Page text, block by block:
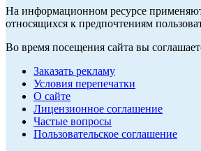
На информационном ресурсе
относящихся к предпочтениям
Во время посещения сайта вы
Заказать рекламу
Условия перепечатки
О сайте
Лицензионное соглашение
Частые вопросы
Пользовательское соглашение